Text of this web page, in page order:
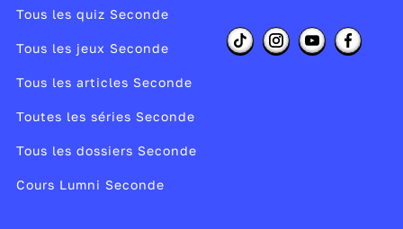
Tous les quiz Seconde
Tous les jeux Seconde
Tous les articles Seconde
Toutes les séries Seconde
Tous les dossiers Seconde
Cours Lumni Seconde